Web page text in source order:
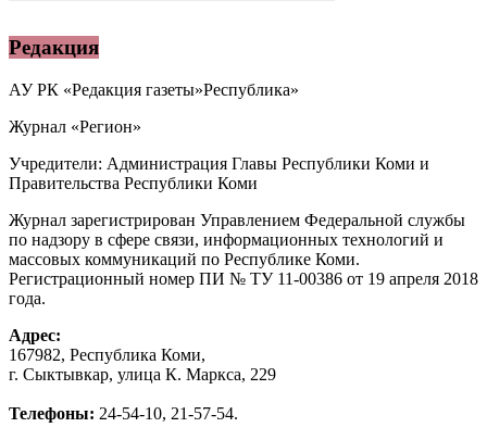
Редакция
АУ РК «Редакция газеты»Республика»
Журнал «Регион»
Учредители: Администрация Главы Республики Коми и
Правительства Республики Коми
Журнал зарегистрирован Управлением Федеральной службы
по надзору в сфере связи, информационных технологий и
массовых коммуникаций по Республике Коми.
Регистрационный номер ПИ № ТУ 11-00386 от 19 апреля 2018
года.
Адрес:
167982, Республика Коми,
г. Сыктывкар, улица К. Маркса, 229
Телефоны: 24-54-10, 21-57-54.